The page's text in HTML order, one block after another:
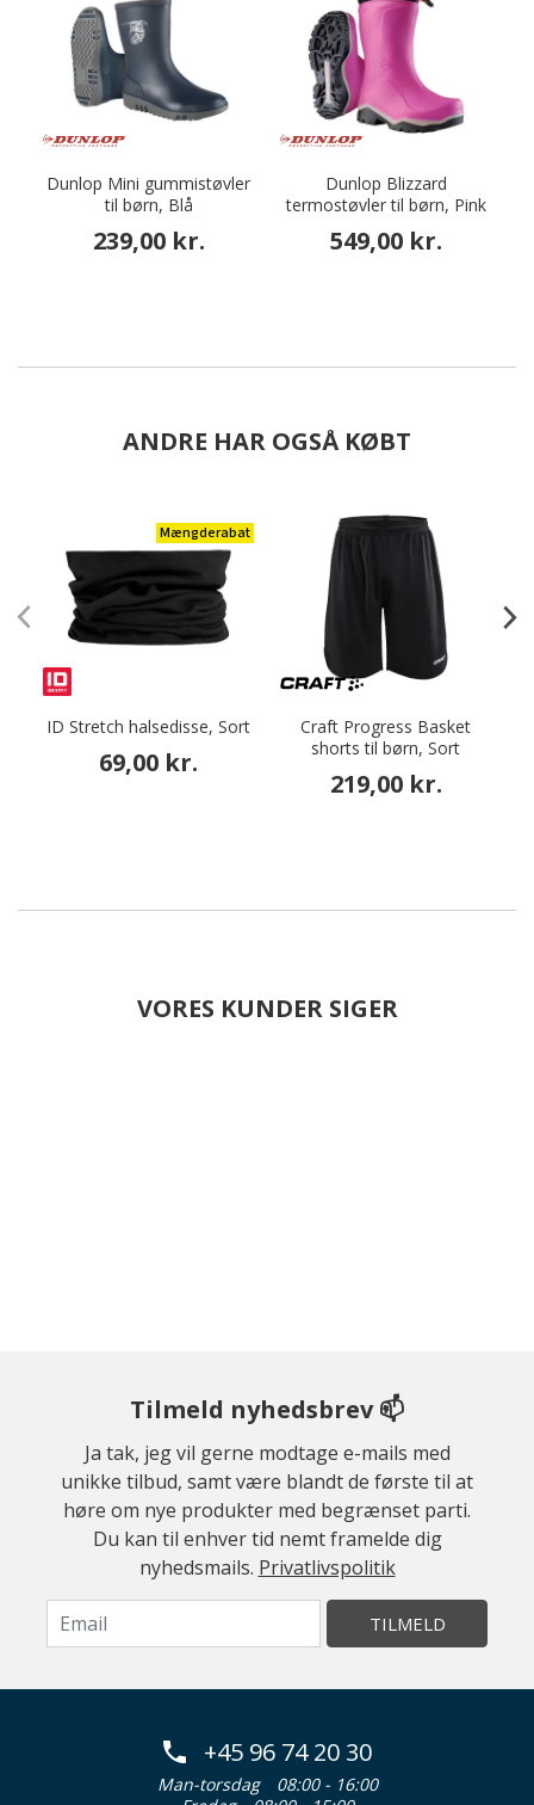
Dunlop Mini gummistøvler
til børn, Blå
239,00 kr.
Dunlop Blizzard
termostøvler til børn, Pink
549,00 kr.
ANDRE HAR OGSÅ KØBT
Mængderabat
ID Stretch halsedisse, Sort
69,00 kr.
Craft Progress Basket
shorts til børn, Sort
219,00 kr.
VORES KUNDER SIGER
Tilmeld nyhedsbrev 📫
Ja tak, jeg vil gerne modtage e-mails med
unikke tilbud, samt være blandt de første til at
høre om nye produkter med begrænset parti.
Du kan til enhver tid nemt framelde dig
nyhedsmails. Privatlivspolitik
TILMELD
+45 96 74 20 30
Man-torsdag
08:00 - 16:00